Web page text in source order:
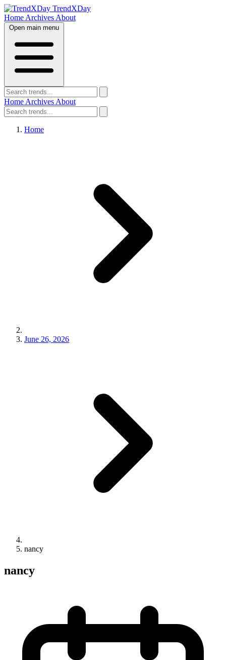
TrendXDay
Home Archives About
Open main menu
Home Archives About
Home
June 26, 2026
nancy
nancy